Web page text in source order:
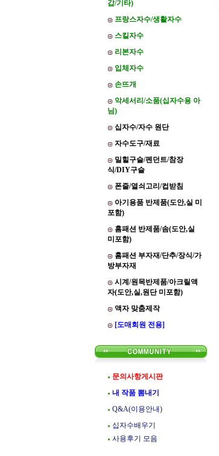
갑/기타)
프랑스자수/생활자수
스킬자수
리본자수
입체자수
손뜨개
악세서리/소품(십자수용 아
님)
십자수/자수 원단
자수도구/재료
밀힐구슬/펜던트/참장
식/DIY구슬
폰줄/열쇠고리/컵받침
아기용품 반제품(도안,실 미
포함)
홈패션 반제품/솜(도안,실
미포함)
홈패션 부자재/단추/장식/가
방부자재
시계/원목반제품/아크릴액
자(도안,실,원단 미포함)
액자 맞춤제작
[도매회원 전용]
문의사항게시판
내 작품 뽐내기
Q&A(이용안내)
십자수배우기
사용후기 모음